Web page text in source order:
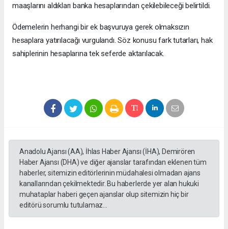
maaşlarını aldıkları banka hesaplarından çekilebileceği belirtildi.
Ödemelerin herhangi bir ek başvuruya gerek olmaksızın
hesaplara yatırılacağı vurgulandı. Söz konusu fark tutarları, hak
sahiplerinin hesaplarına tek seferde aktarılacak.
Anadolu Ajansı (AA), İhlas Haber Ajansı (İHA), Demirören
Haber Ajansı (DHA) ve diğer ajanslar tarafından eklenen tüm
haberler, sitemizin editörlerinin müdahalesi olmadan ajans
kanallarından çekilmektedir. Bu haberlerde yer alan hukuki
muhataplar haberi geçen ajanslar olup sitemizin hiç bir
editörü sorumlu tutulamaz...